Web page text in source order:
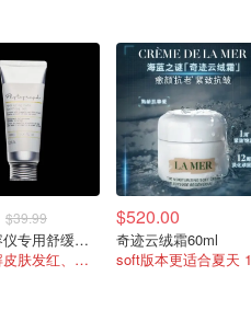
$39.99
激光美容仪专用舒缓保湿凝胶100ml
有效缓解皮肤发红、搭配点阵激光后用
$520.00
奇迹云绒霜60ml